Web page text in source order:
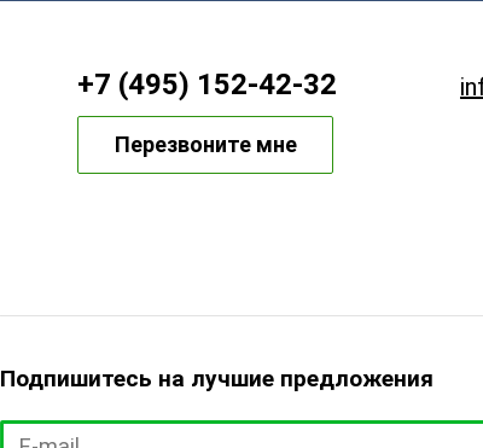
+7 (495) 152-42-32
Перезвоните мне
Подпишитесь на лучшие предложения